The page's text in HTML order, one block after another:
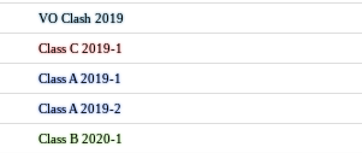
VO Clash 2019
Class C 2019-1
Class A 2019-1
Class A 2019-2
Class B 2020-1